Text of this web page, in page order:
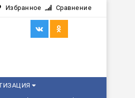
Избранное Сравнение